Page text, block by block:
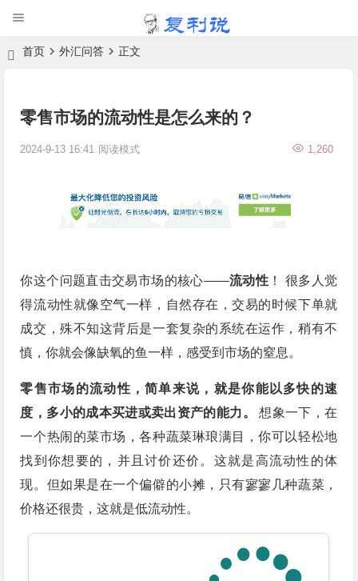
首页 外汇问答 正文
零售市场的流动性是怎么来的？
2024-9-13 16:41 1,260
阅读模式
你这个问题直击交易市场的核心——流动性 ！ 很多人觉
得流动性就像空气一样，自然存在，交易的时候下单就
成交，殊不知这背后是一套复杂的系统在运作，稍有不
慎，你就会像缺氧的鱼一样，感受到市场的窒息。
零售市场的流动性，简单来说，就是你能以多快的速
度，多小的成本买进或卖出资产的能力。
想象一下，在
一个热闹的菜市场，各种蔬菜琳琅满目，你可以轻松地
找到你想要的，并且讨价还价。这就是高流动性的体
现。但如果是在一个偏僻的小摊，只有寥寥几种蔬菜，
价格还很贵，这就是低流动性。